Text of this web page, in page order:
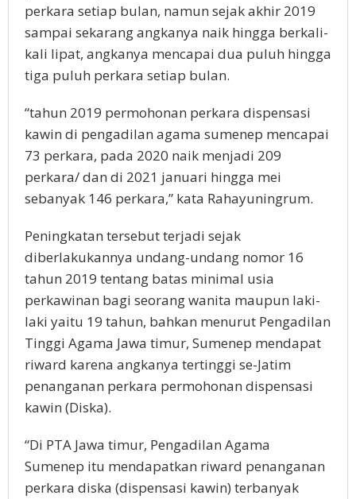
perkara setiap bulan, namun sejak akhir 2019
sampai sekarang angkanya naik hingga berkali-
kali lipat, angkanya mencapai dua puluh hingga
tiga puluh perkara setiap bulan.
“tahun 2019 permohonan perkara dispensasi
kawin di pengadilan agama sumenep mencapai
73 perkara, pada 2020 naik menjadi 209
perkara/ dan di 2021 januari hingga mei
sebanyak 146 perkara,” kata Rahayuningrum.
Peningkatan tersebut terjadi sejak
diberlakukannya undang-undang nomor 16
tahun 2019 tentang batas minimal usia
perkawinan bagi seorang wanita maupun laki-
laki yaitu 19 tahun, bahkan menurut Pengadilan
Tinggi Agama Jawa timur, Sumenep mendapat
riward karena angkanya tertinggi se-Jatim
penanganan perkara permohonan dispensasi
kawin (Diska).
“Di PTA Jawa timur, Pengadilan Agama
Sumenep itu mendapatkan riward penanganan
perkara diska (dispensasi kawin) terbanyak